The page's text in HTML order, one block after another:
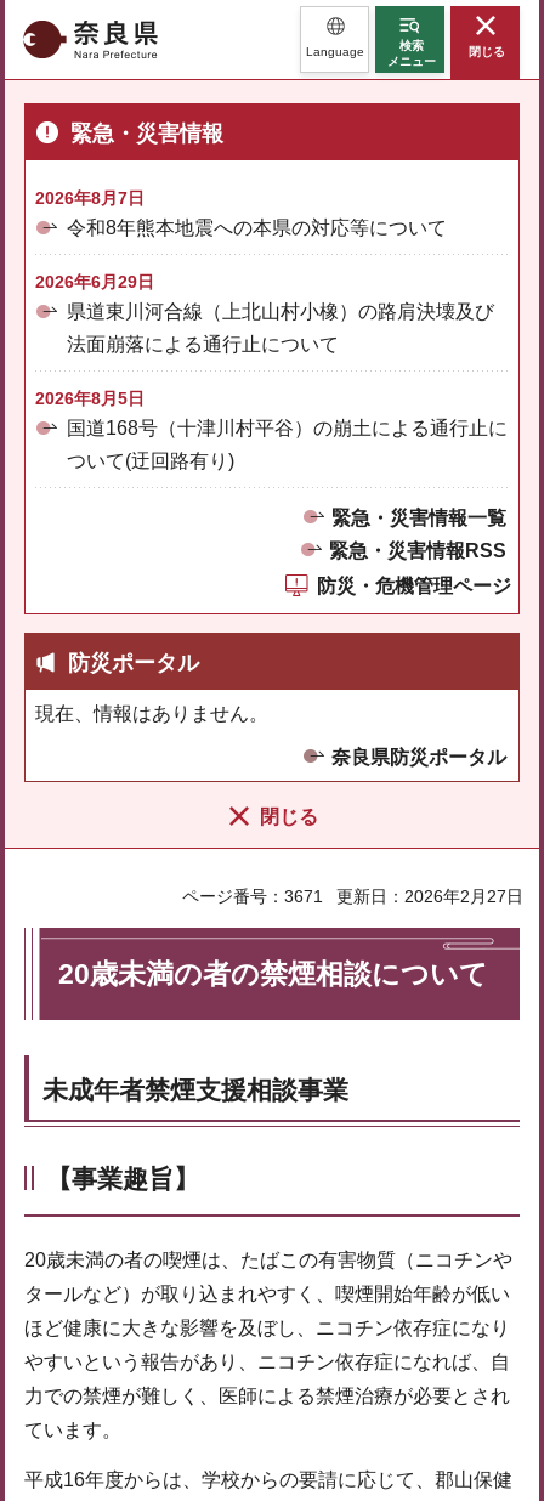
奈良県 Language
検索
メニュー
閉じる
緊急・災害情報
2026年8月7日
令和8年熊本地震への本県の対応等について
2026年6月29日
県道東川河合線（上北山村小橡）の路肩決壊及び
法面崩落による通行止について
2026年8月5日
国道168号（十津川村平谷）の崩土による通行止に
ついて(迂回路有り)
緊急・災害情報一覧
緊急・災害情報RSS
防災・危機管理ページ
防災ポータル
現在、情報はありません。
奈良県防災ポータル
閉じる
ページ番号：3671 更新日：2026年2月27日
20歳未満の者の禁煙相談について
未成年者禁煙支援相談事業
【事業趣旨】
20歳未満の者の喫煙は、たばこの有害物質（ニコチンや
タールなど）が取り込まれやすく、喫煙開始年齢が低い
ほど健康に大きな影響を及ぼし、ニコチン依存症になり
やすいという報告があり、ニコチン依存症になれば、自
力での禁煙が難しく、医師による禁煙治療が必要とされ
ています。
平成16年度からは、学校からの要請に応じて、郡山保健